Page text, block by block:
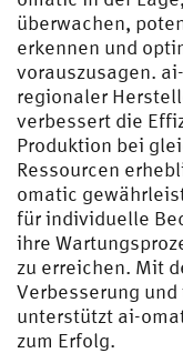
überwachen,
erkennen und
vorauszusagen.
regionaler
verbessert die
Produktion bei
Ressourcen
omatic
für individuelle
ihre
zu erreichen. Mit
Verbesserung
unterstützt ai-
zum Erfolg.